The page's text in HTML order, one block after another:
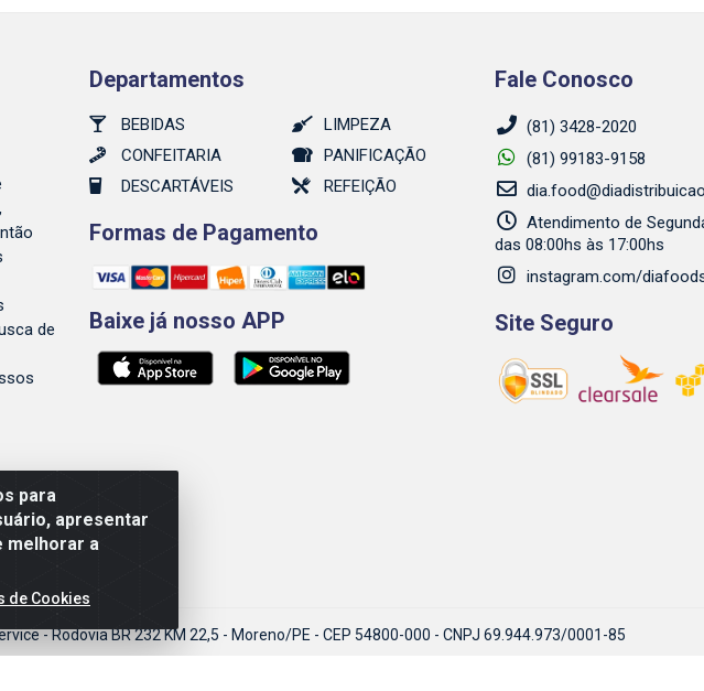
para
apresentar
melhorar a
de Cookies
de
Departamentos
BEBIDAS
CONFEITARIA
DESCARTÁVEIS
LIMPEZA
PANIFICAÇÃO
REFEIÇÃO
Formas de Pagamento
Baixe já nosso APP
Fale Conosco
(81) 3428-2020
(81) 99183-9158
Atendimento de
das 08:00hs às 17:00hs
instagram.com/
Site Seguro
- Rodovia BR 232 KM 22,5 - Moreno/PE - CEP 54800-000 - CNPJ 69.944.973/0001-85